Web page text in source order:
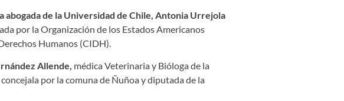
de la Universidad de Chile, Antonia Urrejola
por la Organización de los Estados Americanos
Humanos (CIDH).
Allende, médica Veterinaria y Bióloga de la
por la comuna de Ñuñoa y diputada de la